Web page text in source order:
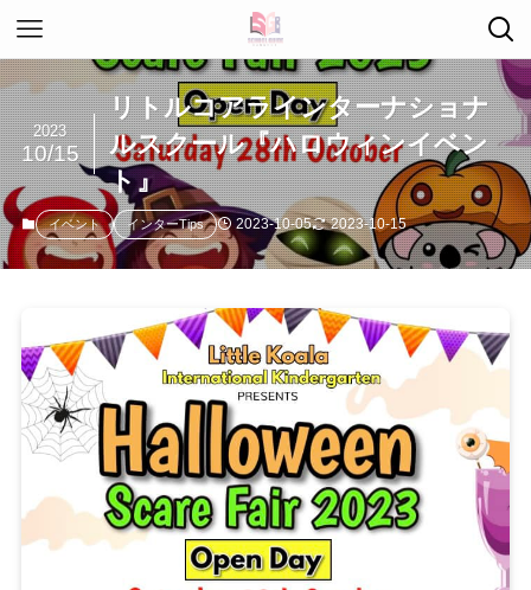
リトルコアラインターナショナ
ルスクール『ハロウィンイベン
ト』
2023
10/15
イベント インターTips 2023-10-05 2023-10-15